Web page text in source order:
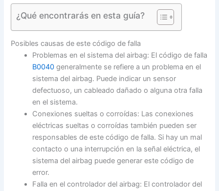
¿Qué encontrarás en esta guía?
Posibles causas de este código de falla
Problemas en el sistema del airbag: El código de falla
B0040 generalmente se refiere a un problema en el
sistema del airbag. Puede indicar un sensor
defectuoso, un cableado dañado o alguna otra falla
en el sistema.
Conexiones sueltas o corroídas: Las conexiones
eléctricas sueltas o corroídas también pueden ser
responsables de este código de falla. Si hay un mal
contacto o una interrupción en la señal eléctrica, el
sistema del airbag puede generar este código de
error.
Falla en el controlador del airbag: El controlador del